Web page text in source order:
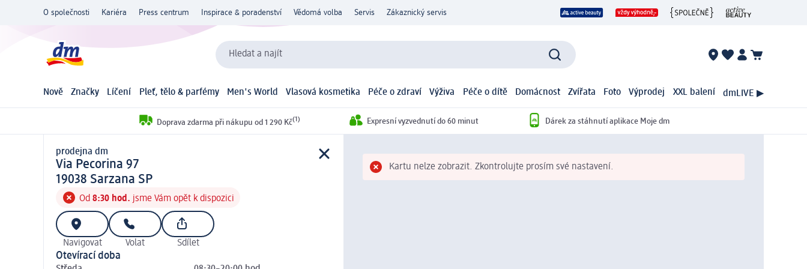
O společnosti Kariéra Press centrum Inspirace & poradenství Vědomá volba Servis Zákaznický servis
Hledat a najít
Nově Značky Líčení Pleť, tělo & parfémy Men's World Vlasová kosmetika Péče o zdraví Výživa Péče o dítě Domácnost Zvířata Foto Výprodej XXL balení dmLIVE ▶
Doprava zdarma při nákupu od 1 290 Kč(1) Expresní vyzvednutí do 60 minut Dárek za stáhnutí aplikace Moje dm
Kartu nelze zobrazit. Zkontrolujte prosím své nastavení.
prodejna d m
prodejna dm
Via Pecorina 97
1 9 0 3 8
19038 Sarzana SP
Od 8:30 hod. jsme Vám opět k dispozici
Navigovat Volat Sdílet
Otevírací doba